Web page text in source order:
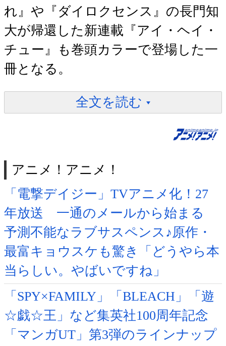
れ』や『ダイロクセンス』の長門知
大が帰還した新連載『アイ・ヘイ・
チュー』も巻頭カラーで登場した一
冊となる。
全文を読む
アニメ！アニメ！
「電撃デイジー」TVアニメ化！27
年放送 一通のメールから始まる
予測不能なラブサスペンス♪原作・
最富キョウスケも驚き「どうやら本
当らしい。やばいですね」
「SPY×FAMILY」「BLEACH」「遊
☆戯☆王」など集英社100周年記念
「マンガUT」第3弾のラインナップ